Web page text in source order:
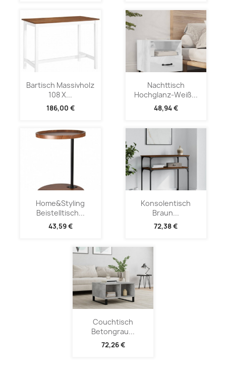
Bartisch Massivholz
108 X...
186,00 €
Nachttisch
Hochglanz-Weiß...
48,94 €
Home&Styling
Beistelltisch...
43,59 €
Konsolentisch
Braun...
72,38 €
Couchtisch
Betongrau...
72,26 €